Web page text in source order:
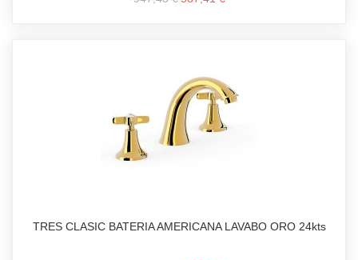
TRES CLASIC BATERIA AMERICANA LAVABO ORO 24kts